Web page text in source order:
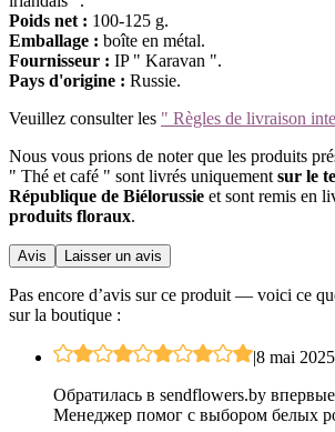
Poids net : 100-125 g.
Emballage : boîte en métal.
Fournisseur : IP " Karavan ".
Pays d'origine : Russie.
Veuillez consulter les " Règles de livraison
Nous vous prions de noter que les produits
" Thé et café " sont livrés uniquement sur le
République de Biélorussie et sont remis en
produits floraux.
Avis Laisser un avis
Pas encore d’avis sur ce produit — voici ce
sur la boutique :
|8 mai 2025
Обратилась в sendflowers.by
Менеджер помог с выбором белых